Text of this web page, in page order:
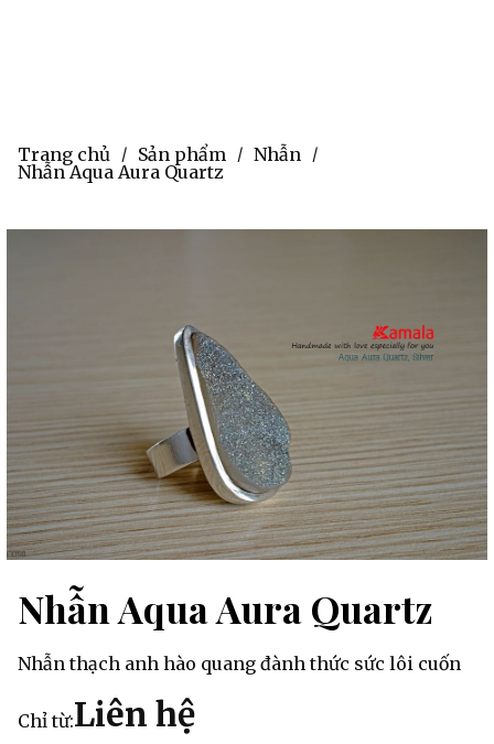
Trang chủ / Sản phẩm / Nhẫn /
Nhẫn Aqua Aura Quartz
Nhẫn Aqua Aura Quartz
Nhẫn thạch anh hào quang đành thức sức lôi cuốn
Chỉ từ:Liên hệ